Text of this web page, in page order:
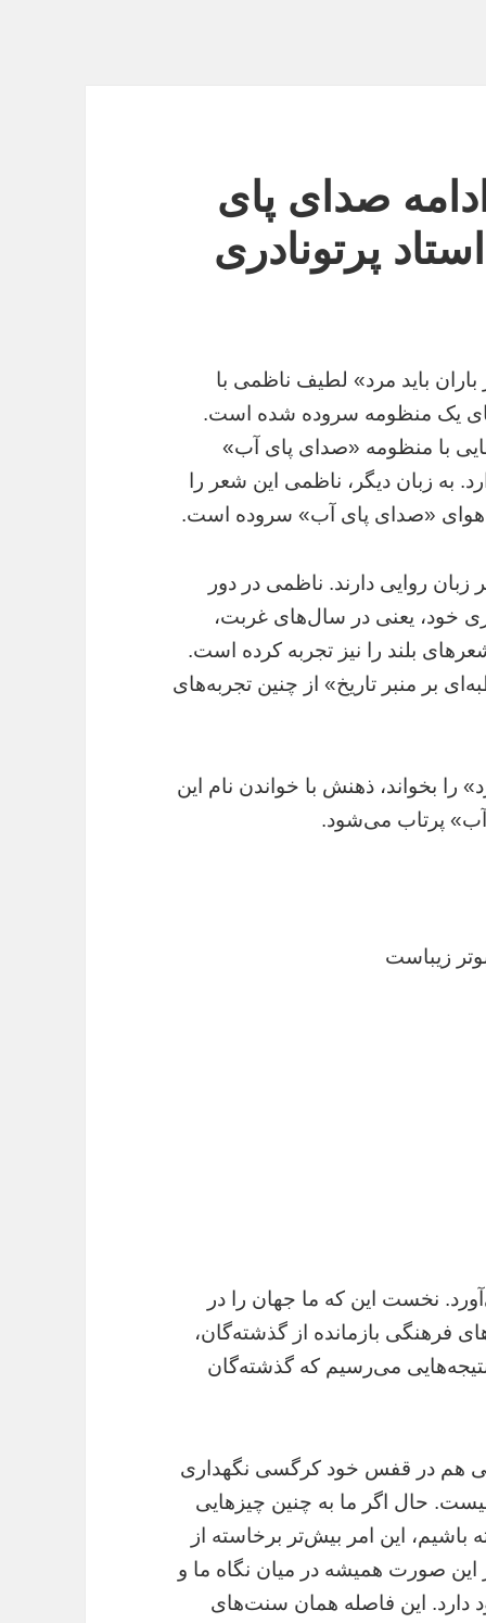
صدای پای
پرتونادری
باید مرد» لطیف ناظمی با
یک منظومه سروده شده است.
با منظومه «صدای پای آب»
به زبان دیگر، ناظمی این شعر را
هوای «صدای پای آب» سروده است.
زبان روایی دارند. ناظمی در دور
خود، یعنی در سال‌های غربت،
بلند را نیز تجربه کرده است.
بر منبر تاریخ» از چنین تجربه‌های
را بخواند، ذهنش با خواندن نام این
پرتاب می‌‌شود.
زیباست
نخست این که ما جهان را در
فرهنگی بازمانده از گذشته‌گان،
می‌رسیم که گذشته‌گان
هم در قفس خود کرگسی نگهداری
حال اگر ما به چنین چیز‌هایی
این امر بیش‌تر برخاسته از
صورت همیشه در میان نگاه ما و
دارد. این فاصله همان سنت‌های